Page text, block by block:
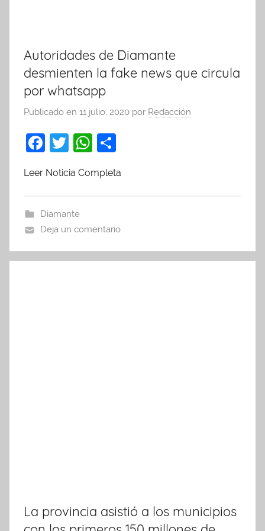
Autoridades de Diamante
desmienten la fake news que circula
por whatsapp
Publicado en 11 julio, 2020 por Redacción
F
c
b
o
o
T
itt
W
at
p
p
m
tir
Leer Noticia Completa
Diamante
Deja un comentario
La provincia asistió a los municipios